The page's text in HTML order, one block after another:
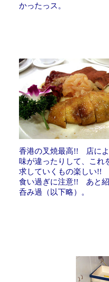
かったっス。
香港の叉焼最高!! 店に
味が違ったりして、これ
求していくもの楽しい!!
食い過ぎに注意!! あと
呑み過（以下略）。